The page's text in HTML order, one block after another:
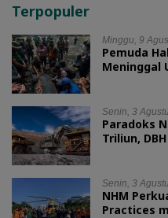
Terpopuler
Minggu, 9
Pemuda
Meninggal
Senin, 3
Paradoks
Triliun,
Senin, 3
NHM
Practices